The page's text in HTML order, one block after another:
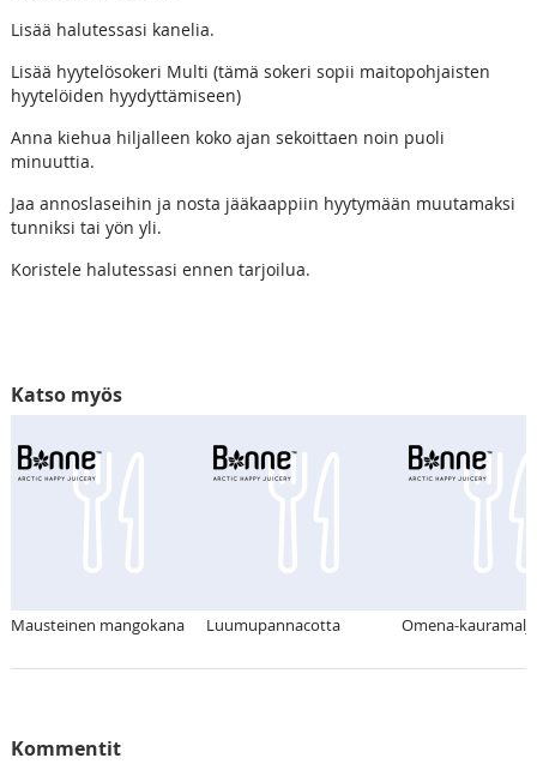
Lisää halutessasi kanelia.
Lisää hyytelösokeri Multi (tämä sokeri sopii maitopohjaisten
hyytelöiden hyydyttämiseen)
Anna kiehua hiljalleen koko ajan sekoittaen noin puoli
minuuttia.
Jaa annoslaseihin ja nosta jääkaappiin hyytymään muutamaksi
tunniksi tai yön yli.
Koristele halutessasi ennen tarjoilua.
Katso myös
Mausteinen mangokana Luumupannacotta Omena-
Kommentit